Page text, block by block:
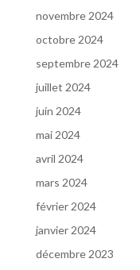
novembre 2024
octobre 2024
septembre 2024
juillet 2024
juin 2024
mai 2024
avril 2024
mars 2024
février 2024
janvier 2024
décembre 2023